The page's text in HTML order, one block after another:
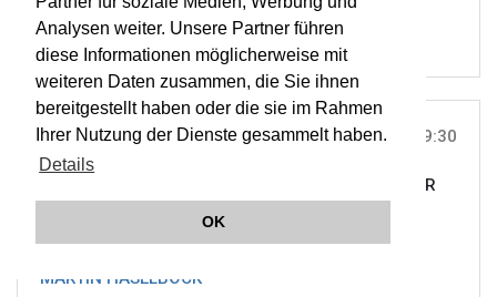
Analysen weiter. Unsere Partner führen
diese Informationen möglicherweise mit
weiteren Daten zusammen, die Sie ihnen
bereitgestellt haben oder die sie im Rahmen
Ihrer Nutzung der Dienste gesammelt haben.
Details
OK
FR, 10. SEP 2010 9:30
ON TOUR
Third International Sweelinck Festival
MARTIN HASELBÖCK